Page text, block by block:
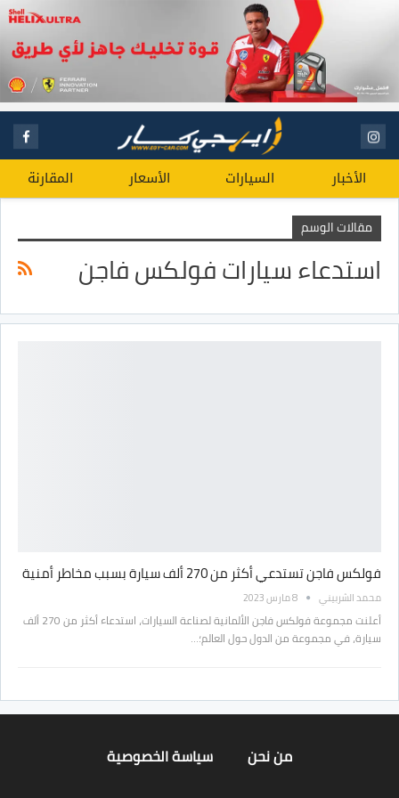
الأخبار السيارات الأسعار المقارنة
مقالات الوسم
استدعاء سيارات فولكس فاجن
فولكس فاجن تستدعي أكثر من 270 ألف سيارة بسبب مخاطر أمنية
محمد الشربيني 8 مارس 2023
أعلنت مجموعة فولكس فاجن الألمانية لصناعة السيارات، استدعاء أكثر من 270 ألف
سيارة، في مجموعة من الدول حول العالم؛…
من نحن سياسة الخصوصية